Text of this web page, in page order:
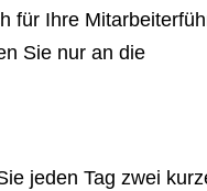
für Ihre
Sie nur an die
jeden Tag zwei